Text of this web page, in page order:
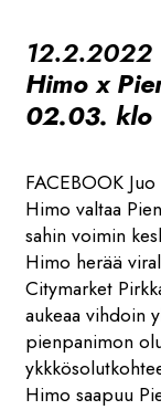
12.2.2022
Himo x
02.03. klo
FACEBOOK
Himo valtaa
sahin voimin
Himo herää
Citymarket
aukeaa vihdoin
pienpanimon
Himo saapuu